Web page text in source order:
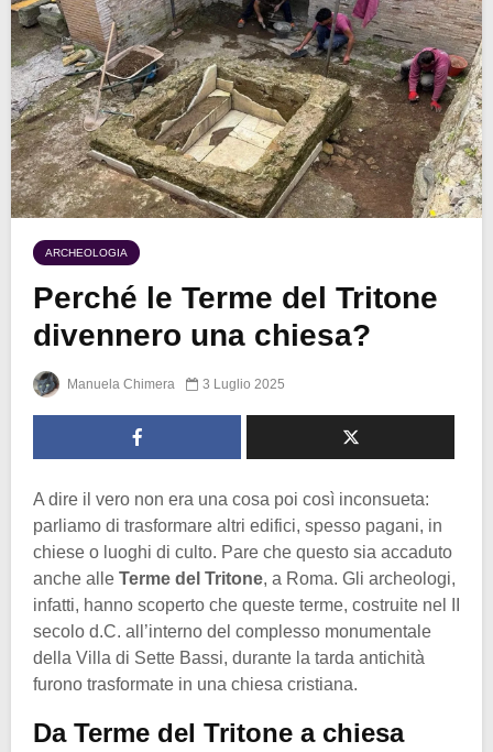
ARCHEOLOGIA
Perché le Terme del Tritone
divennero una chiesa?
Manuela Chimera 3 Luglio 2025
A dire il vero non era una cosa poi così inconsueta:
parliamo di trasformare altri edifici, spesso pagani, in
chiese o luoghi di culto. Pare che questo sia accaduto
anche alle Terme del Tritone, a Roma. Gli archeologi,
infatti, hanno scoperto che queste terme, costruite nel II
secolo d.C. all’interno del complesso monumentale
della Villa di Sette Bassi, durante la tarda antichità
furono trasformate in una chiesa cristiana.
Da Terme del Tritone a chiesa